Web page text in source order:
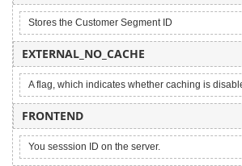
Stores the Customer Segment ID
EXTERNAL_NO_CACHE
A flag, which indicates whether caching is
FRONTEND
You sesssion ID on the server.